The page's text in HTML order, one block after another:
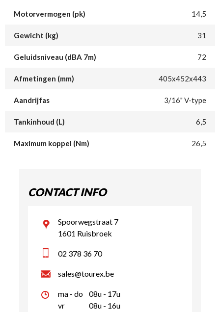
Motorvermogen (pk) 14,5
Gewicht (kg) 31
Geluidsniveau (dBA 7m) 72
Afmetingen (mm) 405x452x443
Aandrijfas 3/16" V-type
Tankinhoud (L) 6,5
Maximum koppel (Nm) 26,5
CONTACT INFO
Spoorwegstraat 7
1601 Ruisbroek
02 378 36 70
sales@tourex.be
ma - do
08u - 17u
vr
08u - 16u